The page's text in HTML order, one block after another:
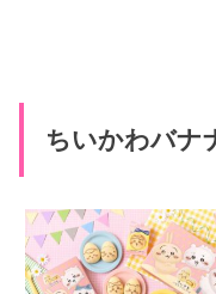
ちいかわバナ